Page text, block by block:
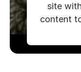
site
content